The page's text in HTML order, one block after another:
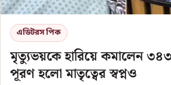
এডিটরস পিক
মৃত্যুভয়কে হারিয়ে কমালেন
পূরণ হলো মাতৃত্বের স্বপ্নও